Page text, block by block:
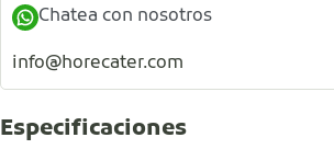
Chatea con nosotros
info@horecater.com
Especificaciones